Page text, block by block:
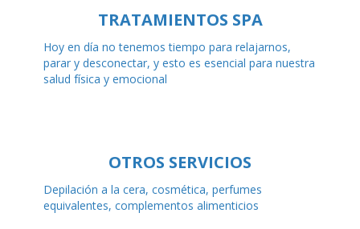
TRATAMIENTOS SPA
Hoy en día no tenemos tiempo para relajarnos,
parar y desconectar, y esto es esencial para nuestra
salud física y emocional
OTROS SERVICIOS
Depilación a la cera, cosmética, perfumes
equivalentes, complementos alimenticios